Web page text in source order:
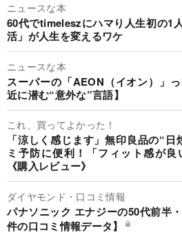
ニュースな本
60代でtimeleszにハマり人生初の1
活」が人生を変えるワケ
ニュースな本
スーパーの「AEON（イオン）」
近に潜む“意外な”言語】
これ、買ってよかった！
「涼しく感じます」無印良品の“
ミ予防に便利！「フィット感が良
《購入レビュー》
ダイヤモンド・口コミ情報
パナソニック エナジーの50代前半
件の口コミ情報データ】